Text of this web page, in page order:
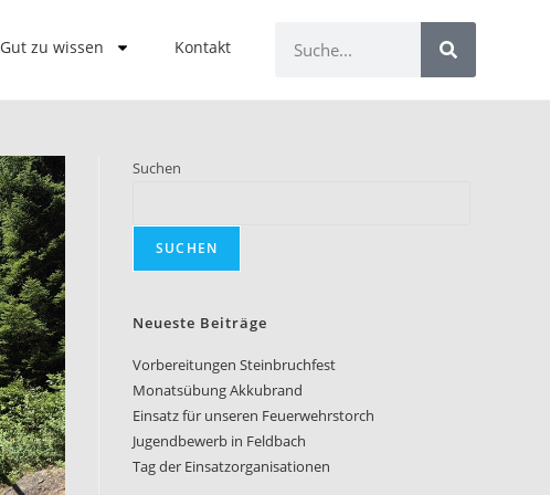
Gut zu wissen Kontakt
Suchen
SUCHEN
Neueste Beiträge
Vorbereitungen Steinbruchfest
Monatsübung Akkubrand
Einsatz für unseren Feuerwehrstorch
Jugendbewerb in Feldbach
Tag der Einsatzorganisationen